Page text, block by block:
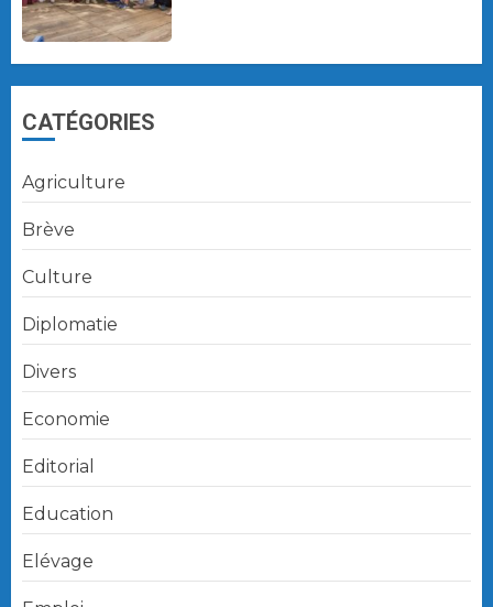
CATÉGORIES
Agriculture
Brève
Culture
Diplomatie
Divers
Economie
Editorial
Education
Elévage